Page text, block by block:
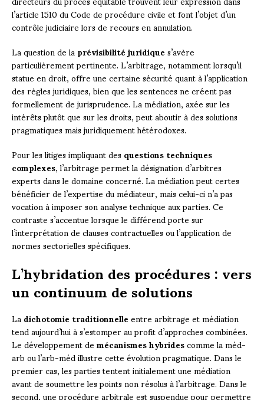
l’article 1510 du Code de procédure civile et font l’objet d’un
contrôle judiciaire lors de recours en annulation.
La question de laprévisibilité juridiques’avère
particulièrement pertinente. L’arbitrage, notamment lorsqu’il
statue en droit, offre une certaine sécurité quant à l’application
des règles juridiques, bien que les sentences ne créent pas
formellement de jurisprudence. La médiation, axée sur les
intérêts plutôt que sur les droits, peut aboutir à des solutions
pragmatiques mais juridiquement hétérodoxes.
Pour les litiges impliquant desquestions techniques
complexes, l’arbitrage permet la désignation d’arbitres
experts dans le domaine concerné. La médiation peut certes
bénéficier de l’expertise du médiateur, mais celui-ci n’a pas
vocation à imposer son analyse technique aux parties. Ce
contraste s’accentue lorsque le différend porte sur
l’interprétation de clauses contractuelles ou l’application de
normes sectorielles spécifiques.
L’hybridation des procédures : vers
un continuum de solutions
Ladichotomie traditionnelleentre arbitrage et médiation
tend aujourd’hui à s’estomper au profit d’approches combinées.
Le développement demécanismes hybridescomme la méd-
arb ou l’arb-méd illustre cette évolution pragmatique. Dans le
premier cas, les parties tentent initialement une médiation
avant de soumettre les points non résolus à l’arbitrage. Dans le